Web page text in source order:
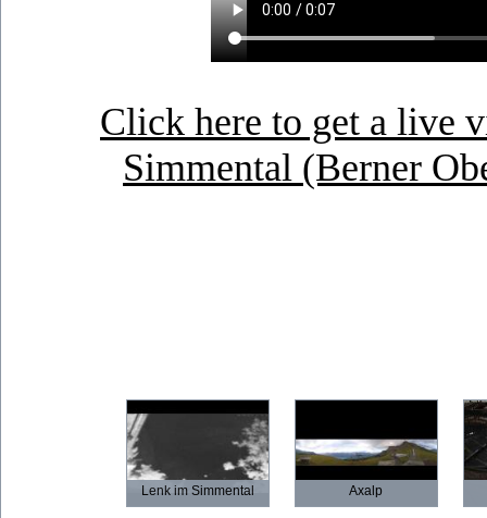
Click here to get a live
Simmental (Berner
Lenk im Simmental Axalp